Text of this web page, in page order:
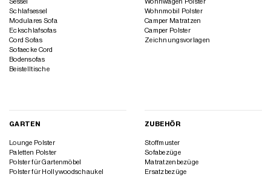
Schlafsessel
Modulares Sofa
Eckschlafsofas
Cord Sofas
Sofaecke Cord
Bodensofas
Beistelltische
Wohnmobil Polster
Camper Matratzen
Camper Polster
Zeichnungsvorlagen
GARTEN
Lounge Polster
Paletten Polster
Polster für Gartenmöbel
Polster für Hollywoodschaukel
ZUBEHÖR
Stoffmuster
Sofabezüge
Matratzenbezüge
Ersatzbezüge